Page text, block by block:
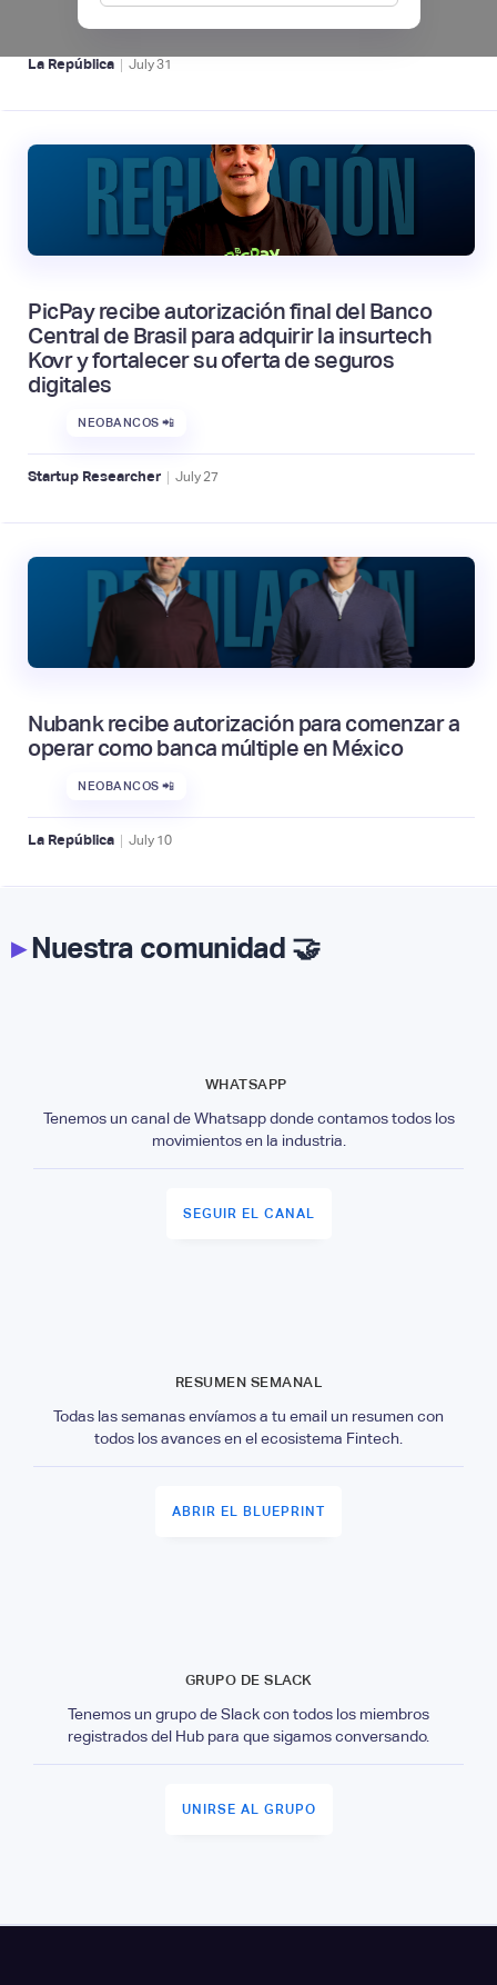
NEOBANCOS 📲
La República | July31
PicPay recibe autorización final del Banco
Central de Brasil para adquirir la insurtech
Kovr y fortalecer su oferta de seguros
digitales
NEOBANCOS 📲
Startup Researcher | July 27
Nubank recibe autorización para comenzar a
operar como banca múltiple en México
NEOBANCOS 📲
La República | July 10
▸Nuestra comunidad 🤝
WHATSAPP
Tenemos un canal de Whatsapp donde contamos todos los
movimientos en la industria.
SEGUIR EL CANAL
RESUMEN SEMANAL
Todas las semanas envíamos a tu email un resumen con
todos los avances en el ecosistema Fintech.
ABRIR EL BLUEPRINT
GRUPO DE SLACK
Tenemos un grupo de Slack con todos los miembros
registrados del Hub para que sigamos conversando.
UNIRSE AL GRUPO